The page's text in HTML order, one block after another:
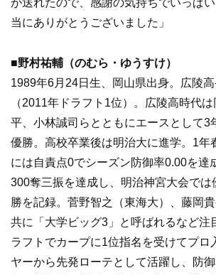
が送れたので、感謝の気持ちでいっぱ
当にありがとうございました」
■野村祐輔（のむら・ゆうすけ）
1989年6月24日生、岡山県出身。広陵
（2011年ドラフト1位）。広陵高時代
平、小林誠司らとともにエースとして3
優勝。高校卒業後は明治大に進学。1年
には自責点0でシーズン防御率0.00を達
300奪三振を達成し、明治神宮大会では
勝を記録。菅野智之（東海大）、藤岡
共に「大学ビッグ3」と呼ばれるなど注
ラフトでカープに1位指名を受けてプロ
ヤーから先発ローテとして活躍し、防